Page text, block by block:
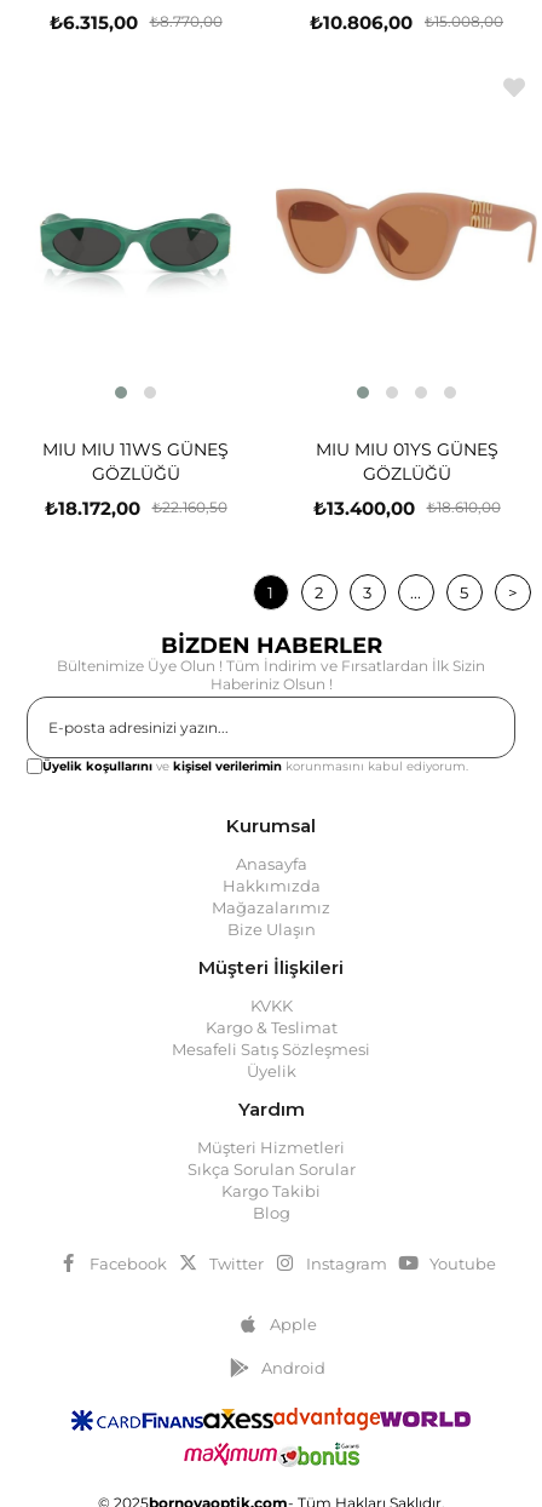
₺6.315,00 ₺8.770,00 ₺10.806,00 ₺15.008,00
MIU MIU 11WS GÜNEŞ
GÖZLÜĞÜ
₺18.172,00 ₺22.160,50
MIU MIU 01YS GÜNEŞ
GÖZLÜĞÜ
₺13.400,00 ₺18.610,00
1 2 3 ... 5 >
BİZDEN HABERLER
Bültenimize Üye Olun ! Tüm İndirim ve Fırsatlardan İlk Sizin
Haberiniz Olsun !
Üyelik koşullarını vekişisel verilerimin korunmasını kabul ediyorum.
Kurumsal
Anasayfa
Hakkımızda
Mağazalarımız
Bize Ulaşın
Müşteri İlişkileri
KVKK
Kargo & Teslimat
Mesafeli Satış Sözleşmesi
Üyelik
Yardım
Müşteri Hizmetleri
Sıkça Sorulan Sorular
Kargo Takibi
Blog
Facebook Twitter Instagram Youtube
Apple
Android
© 2025bornovaoptik.com- Tüm Hakları Saklıdır.